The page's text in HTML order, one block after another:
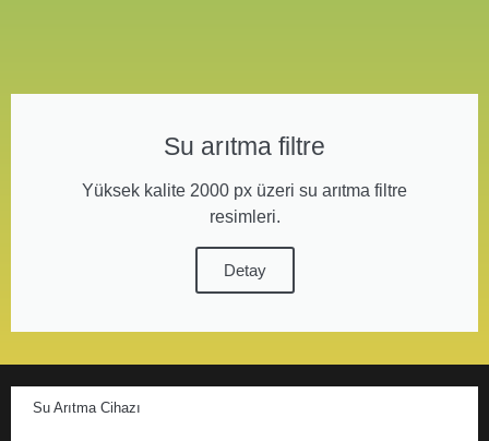
Su arıtma filtre
Yüksek kalite 2000 px üzeri su arıtma filtre
resimleri.
Detay
Su Arıtma Cihazı